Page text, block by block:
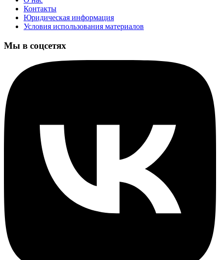
Контакты
Юридическая информация
Условия использования материалов
Мы в соцсетях